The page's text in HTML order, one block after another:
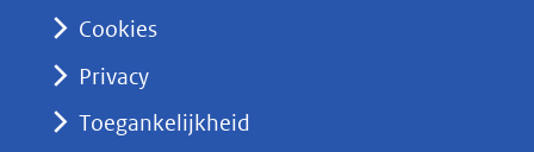
nieuw
Cookies
Privacy
Toegankelijkheid